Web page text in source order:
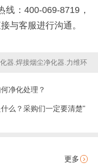
：400-069-8719，
与客服进行沟通。
器.焊接烟尘净化器.力维环
净化处理？
么？采购们一定要清楚"
更多